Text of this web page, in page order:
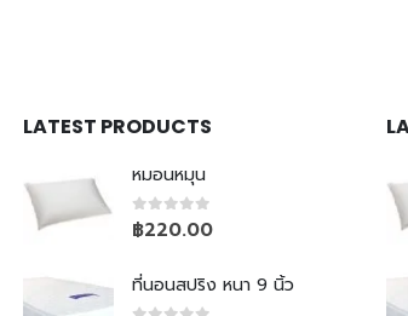
LATEST PRODUCTS
หมอนหมุน
0out of 5
฿220.00
ที่นอนสปริง หนา 9 นิ้ว